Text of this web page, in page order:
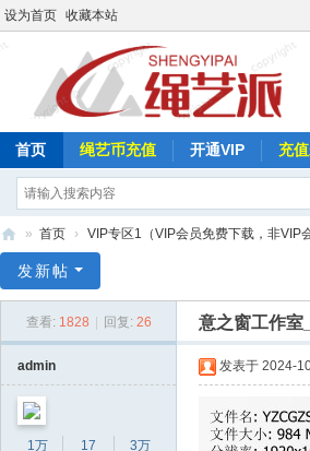
设为首页 收藏本站
首页 绳艺币充值 开通VIP 充
艺
» 首页 › VIP专区1（VIP会员免费下载，非VIP
发新帖
查看: 1828 回复: 26 意之窗工作室
admin
1万
17
3万
发表于 2024-